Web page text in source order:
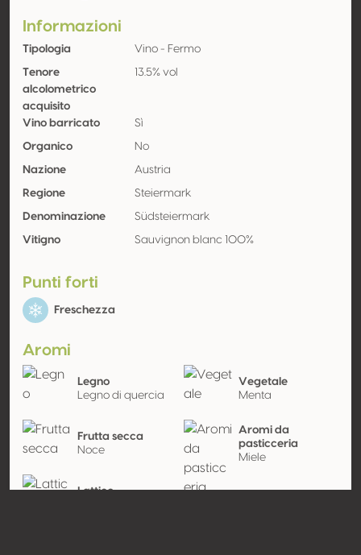
Informazioni
Tipologia Vino - Fermo
Tenore
alcolometrico
acquisito
13.5% vol
Vino barricato Sì
Organico No
Nazione Austria
Regione Steiermark
Denominazione Südsteiermark
Vitigno Sauvignon blanc 100%
Punti forti
Freschezza
Aromi
Legno
Legno di quercia
Vegetale
Menta
Frutta secca
Noce
Aromi da
pasticceria
Miele
Lattico